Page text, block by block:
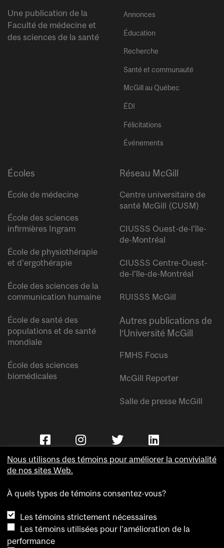
Une publication de la
Faculté de médecine et
des sciences de la santé
Annonces
Éducation
Recherche
Santé et communauté
McGill au Québec
ÉDI
Félicitations
Événements
Écoles
École de médecine
École des sciences
infirmières Ingram
École de physiothérapie
et d’ergothérapie
École des sciences de la
communication humaine
École de santé des
populations et de santé
mondiale
École des sciences
biomédicales
Réseau McGill
Centre universitaire de
santé McGill (CUSM)
CIUSSS Ouest-de-l’île-
de-Montréal
CIUSSS Centre-Ouest-
de-l’île-de-Montréal
RUISSS McGill
Autres publications de
l’Université McGill
FMHS Focus
McGill Reporter
Salle de presse McGill
Accessibilité
Confidentialité
Nous utilisons des témoins pour améliorer la convivialité
de nos sites Web.
À quels types de témoins consentez-vous?
Les témoins strictement nécessaires
Les témoins utilisées pour l'amélioration de la
performance